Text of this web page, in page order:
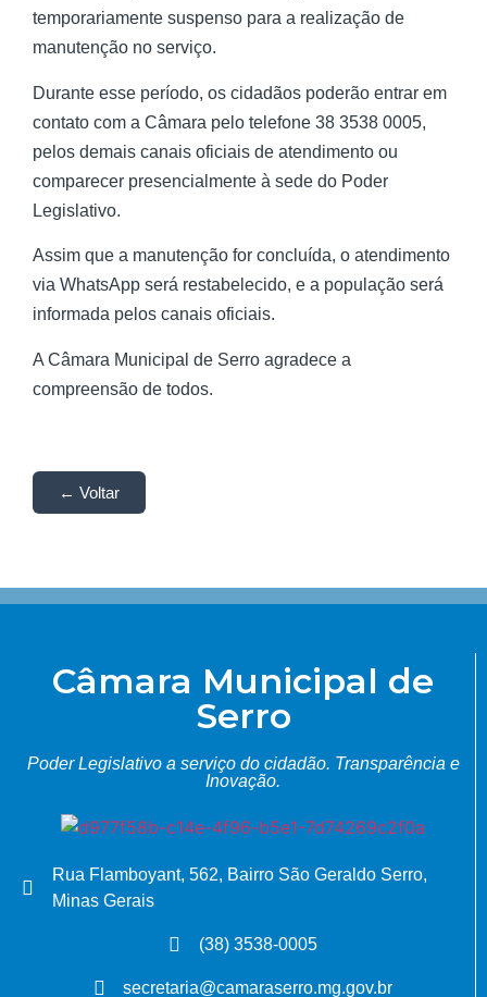
temporariamente suspenso para a realização de
manutenção no serviço.
Durante esse período, os cidadãos poderão entrar em
contato com a Câmara pelo telefone 38 3538 0005,
pelos demais canais oficiais de atendimento ou
comparecer presencialmente à sede do Poder
Legislativo.
Assim que a manutenção for concluída, o atendimento
via WhatsApp será restabelecido, e a população será
informada pelos canais oficiais.
A Câmara Municipal de Serro agradece a
compreensão de todos.
← Voltar
Câmara Municipal de
Serro
Poder Legislativo a serviço do cidadão. Transparência e
Inovação.
Rua Flamboyant, 562, Bairro São Geraldo Serro,
Minas Gerais
(38) 3538-0005
secretaria@camaraserro.mg.gov.br